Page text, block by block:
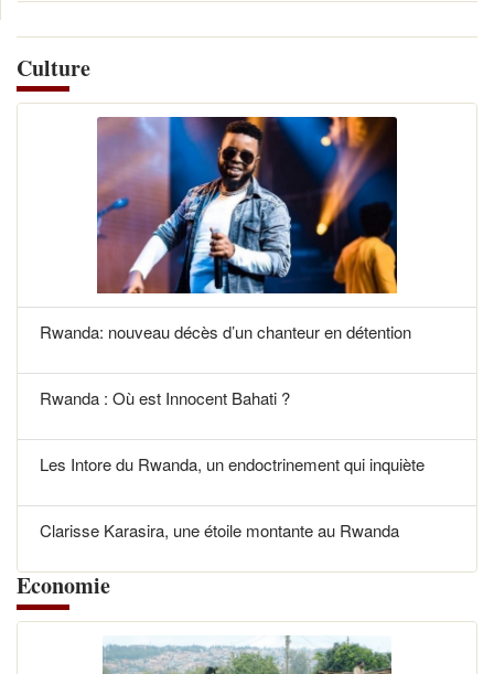
Culture
Rwanda: nouveau décès d’un chanteur en détention
Rwanda : Où est Innocent Bahati ?
Les Intore du Rwanda, un endoctrinement qui inquiète
Clarisse Karasira, une étoile montante au Rwanda
Economie